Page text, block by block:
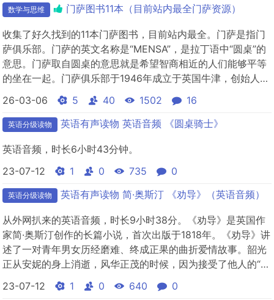
收集了来自全世界...
数学与思维 门萨图书11本（目前站内最全门萨资源）
收集了好久找到的11本门萨图书，目前站内最全。门萨是指门
萨俱乐部。门萨的英文名称是“MENSA”，是拉丁语中“圆桌”的
意思。门萨取自圆桌的意思就是希望智商相近的人们能够平等
的坐在一起。门萨俱乐部于1946年成立于英国牛津，创始人是
律师罗兰德·贝里尔和科学家兼律师兰斯·韦林。当时，这两位自
认聪明异常的人突发奇想，编制出一些高难试题以测试智商，
受到广泛追捧。凭借着在国际大脑开发与训练领域的绝对权威
26-03-06 5 40 1502 16
英语分级读物 英语有声读物 英语音频 《圆桌骑士》
英语音频，时长6小时43分钟。
23-07-12
1 0 735 0
英语分级读物 英语有声读物 简·奥斯汀 《劝导》（英语音频）
从外网扒来的英语音频，时长9小时38分。《劝导》是英国作
家简·奥斯汀创作的长篇小说，首次出版于1818年。《劝导》讲
述了一对青年男女历经磨难、终成正果的曲折爱情故事。韶光
正从安妮的身上消逝，风华正茂的时候，因为接受了他人的“劝
导”，她终与意中人温特沃思上校分道扬镳。虽青春不在，又备
受虚荣的父亲和姐姐的冷漠，但她的高贵仁慈却使她成为亲朋
23-07-12 1 0 640 0